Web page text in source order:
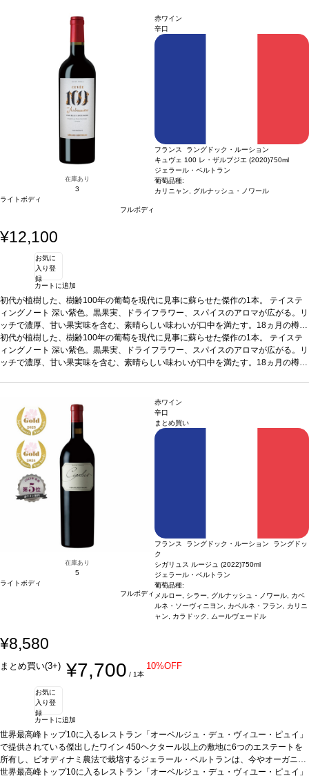
変更されますのでご了承ください。
在庫あり
3
ライトボディ
フルボディ
赤ワイン
辛口
フランス ラングドック・ルーション
キュヴェ 100 レ・ザルブジエ (2020)750ml
ジェラール・ベルトラン
葡萄品種:
カリニャン, グルナッシュ・ノワール
¥12,100
お気に
入り登
録
カートに追加
初代が植樹した、樹齢100年の葡萄を現代に見事に蘇らせた傑作の1本。 テイステ
ィングノート 深い紫色。黒果実、ドライフラワー、スパイスのアロマが広がる。リ
ッチで濃厚、甘い果実味を含む、素晴らしい味わいが口中を満たす。18ヵ月の樽熟
成が、複雑さと長い余韻の後味をもたらしている。合う料理ラムラック、グリル
肉、地中海料理などと好相性葡萄品種カリニャン、グルナッシュ・ノワール*本ヴ
ィンテージが在庫切れの場合、在庫があり価格が同様の場合は自動的に次のヴィン
初代が植樹した、樹齢100年の葡萄を現代に見事に蘇らせた傑作の1本。 テイステ
ィングノート 深い紫色。黒果実、ドライフラワー、スパイスのアロマが広がる。リ
ッチで濃厚、甘い果実味を含む、素晴らしい味わいが口中を満たす。18ヵ月の樽熟
ィンテージが在庫切れの場合、在庫があり価格が同様の場合は自動的に次のヴィン
テージに変更されます、ご了承ください。
在庫あり
5
ライトボディ
フルボディ
赤ワイン
辛口
まとめ買い
フランス ラングドック・ルーション ラングドッ
ク
シガリュス ルージュ (2022)750ml
ジェラール・ベルトラン
葡萄品種:
メルロー, シラー, グルナッシュ・ノワール, カベ
ルネ・ソーヴィニヨン, カベルネ・フラン, カリニ
ャン, カラドック, ムールヴェードル
¥8,580
まとめ買い(3+) ¥7,700 / 1本
10%OFF
お気に
入り登
録
カートに追加
世界最高峰トップ10に入るレストラン「オーベルジュ・デュ・ヴィユー・ピュイ」
で提供されている傑出したワイン 450ヘクタール以上の敷地に6つのエステートを
所有し、ビオディナミ農法で栽培するジェラール・ベルトランは、今やオーガニッ
ク農法実践リーダーの一員である。農法への配慮だけでなく、次世代のための環境
世界最高峰トップ10に入るレストラン「オーベルジュ・デュ・ヴィユー・ピュイ」